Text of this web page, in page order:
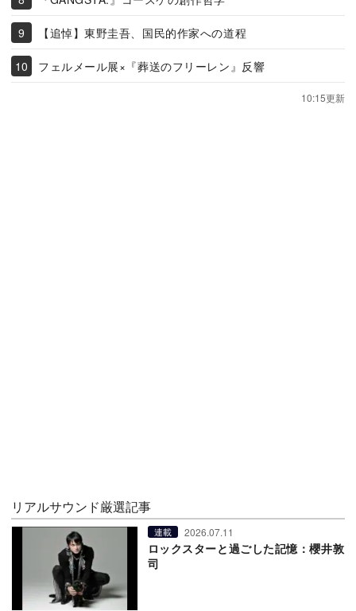
【追悼】東野圭吾、国民的作家への道程
フェルメール展×『葬送のフリーレン』反響
10:15更新
リアルサウンド厳選記事
連載 2026.07.11
ロックスターと過ごした記憶：櫻井敦
司